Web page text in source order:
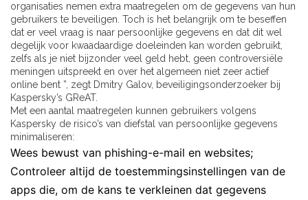
organisaties nemen extra maatregelen om de gegevens van hun
gebruikers te beveiligen. Toch is het belangrijk om te beseffen
dat er veel vraag is naar persoonlijke gegevens en dat dit wel
degelijk voor kwaadaardige doeleinden kan worden gebruikt,
zelfs als je niet bijzonder veel geld hebt, geen controversiële
meningen uitspreekt en over het algemeen niet zeer actief
online bent ”, zegt Dmitry Galov, beveiligingsonderzoeker bij
Kaspersky’s GReAT.
Met een aantal maatregelen kunnen gebruikers volgens
Kaspersky de risico’s van diefstal van persoonlijke gegevens
minimaliseren:
Wees bewust van phishing-e-mail en websites;
Controleer altijd de toestemmingsinstellingen van de
apps die, om de kans te verkleinen dat gegevens